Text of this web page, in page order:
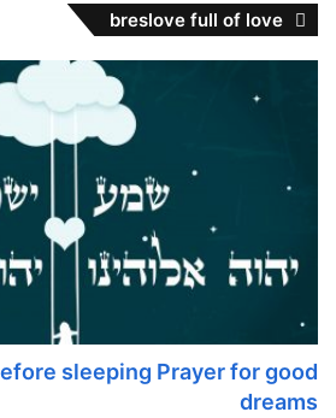
breslove full of love
sleeping Prayer for good
dreams